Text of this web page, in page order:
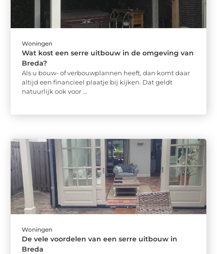
Woningen
Wat kost een serre uitbouw in de omgeving van
Breda?
Als u bouw- of verbouwplannen heeft, dan komt daar
altijd een financieel plaatje bij kijken. Dat geldt
natuurlijk ook voor ...
Woningen
De vele voordelen van een serre uitbouw in
Breda